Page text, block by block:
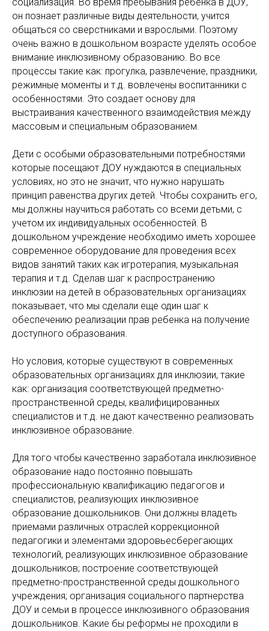
он познает различные виды деятельности, учится
общаться со сверстниками и взрослыми. Поэтому
очень важно в дошкольном возрасте уделять особое
внимание инклюзивному образованию. Во все
процессы такие как: прогулка, развлечение, праздники,
режимные моменты и т.д. вовлечены воспитанники с
особенностями. Это создает основу для
выстраивания качественного взаимодействия между
массовым и специальным образованием.
Дети с особыми образовательными потребностями
которые посещают ДОУ нуждаются в специальных
условиях, но это не значит, что нужно нарушать
принцип равенства других детей. Чтобы сохранить его,
мы должны научиться работать со всеми детьми, с
учетом их индивидуальных особенностей. В
дошкольном учреждение необходимо иметь хорошее
современное оборудование для проведения всех
видов занятий таких как игротерапия, музыкальная
терапия и т.д. Сделав шаг к распространению
инклюзии на детей в образовательных организациях
показывает, что мы сделали еще один шаг к
обеспечению реализации прав ребенка на получение
доступного образования.
Но условия, которые существуют в современных
образовательных организациях для инклюзии, такие
как: организация соответствующей предметно-
пространственной среды, квалифицированных
специалистов и т.д. не дают качественно реализовать
инклюзивное образование.
Для того чтобы качественно заработала инклюзивное
образование надо постоянно повышать
профессиональную квалификацию педагогов и
специалистов, реализующих инклюзивное
образование дошкольников. Они должны владеть
приемами различных отраслей коррекционной
педагогики и элементами здоровьесберегающих
технологий, реализующих инклюзивное образование
дошкольников; построение соответствующей
предметно-пространственной среды дошкольного
учреждения; организация социального партнерства
ДОУ и семьи в процессе инклюзивного образования
дошкольников. Какие бы реформы не проходили в